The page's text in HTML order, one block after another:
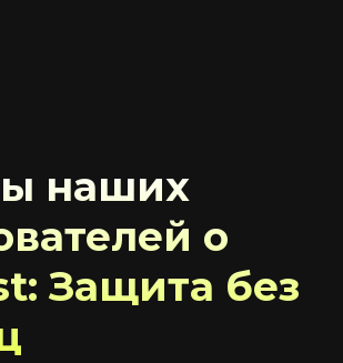
наших
о
Защита без